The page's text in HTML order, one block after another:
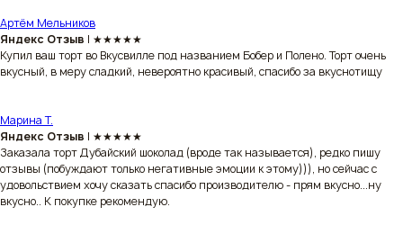
Артём Мельников
Яндекс Отзыв | ★★★★★
Купил ваш торт во Вкусвилле под названием Бобер и Полено. Торт очень
вкусный, в меру сладкий, невероятно красивый, спасибо за вкуснотищу
Марина Т.
Яндекс Отзыв | ★★★★★
Заказала торт Дубайский шоколад (вроде так называется), редко пишу
отзывы (побуждают только негативные эмоции к этому))), но сейчас с
удовольствием хочу сказать спасибо производителю - прям вкусно...ну
вкусно.. К покупке рекомендую.